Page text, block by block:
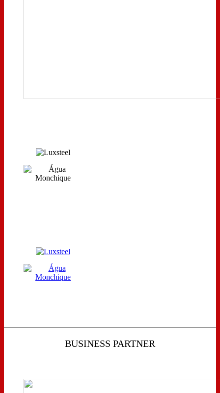
BUSINESS PARTNER